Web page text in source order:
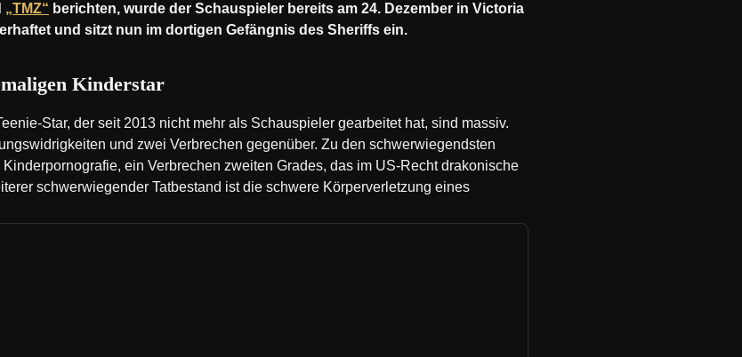
„TMZ“ berichten, wurde der Schauspieler bereits am 24. Dezember in Victoria
und sitzt nun im dortigen Gefängnis des Sheriffs ein.
Kinderstar
Star, der seit 2013 nicht mehr als Schauspieler gearbeitet hat, sind massiv.
und zwei Verbrechen gegenüber. Zu den schwerwiegendsten
ein Verbrechen zweiten Grades, das im US-Recht drakonische
schwerwiegender Tatbestand ist die schwere Körperverletzung eines